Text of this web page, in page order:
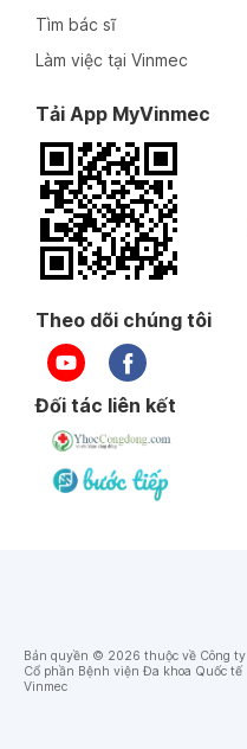
Tìm bác sĩ
Làm việc tại Vinmec
Tải App MyVinmec
Theo dõi chúng tôi
Đối tác liên kết
Bản quyền © 2026 thuộc về Công ty
Cổ phần Bệnh viện Đa khoa Quốc tế
Vinmec